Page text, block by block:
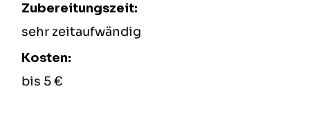
Zubereitungszeit:
sehr zeitaufwändig
Kosten:
bis 5 €